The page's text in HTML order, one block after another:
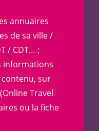
annuaires
de sa ville /
/ CDT… ;
informations
sur
Travel
ou la fiche